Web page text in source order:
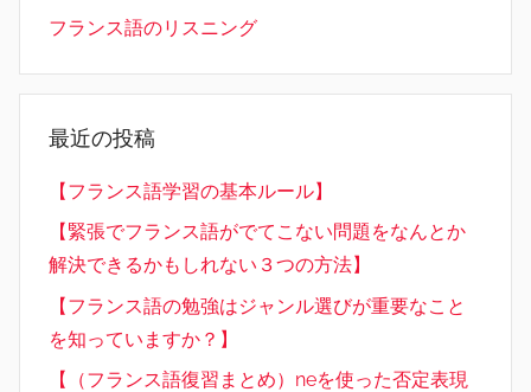
フランス語のリスニング
最近の投稿
【フランス語学習の基本ルール】
【緊張でフランス語がでてこない問題をなんとか
解決できるかもしれない３つの方法】
【フランス語の勉強はジャンル選びが重要なこと
を知っていますか？】
【（フランス語復習まとめ）neを使った否定表現